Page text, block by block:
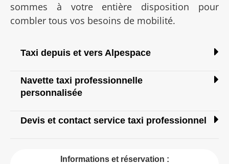
sommes à votre entière disposition pour
combler tous vos besoins de mobilité.
Taxi depuis et vers Alpespace
Navette taxi professionnelle
personnalisée
Devis et contact service taxi professionnel
Informations et réservation :